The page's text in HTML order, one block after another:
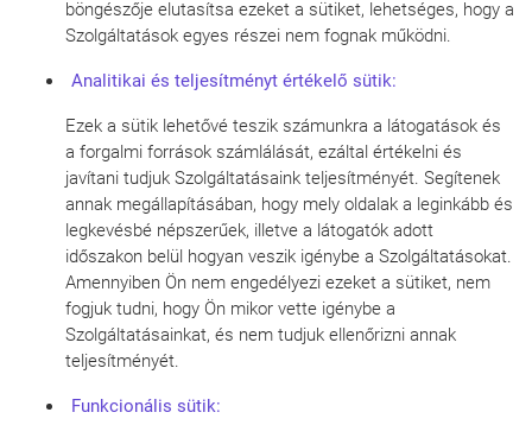
böngészője elutasítsa ezeket a sütiket, lehetséges, hogy a
Szolgáltatások egyes részei nem fognak működni.
Analitikai és teljesítményt értékelő sütik:
Ezek a sütik lehetővé teszik számunkra a látogatások és
a forgalmi források számlálását, ezáltal értékelni és
javítani tudjuk Szolgáltatásaink teljesítményét. Segítenek
annak megállapításában, hogy mely oldalak a leginkább és
legkevésbé népszerűek, illetve a látogatók adott
időszakon belül hogyan veszik igénybe a Szolgáltatásokat.
Amennyiben Ön nem engedélyezi ezeket a sütiket, nem
fogjuk tudni, hogy Ön mikor vette igénybe a
Szolgáltatásainkat, és nem tudjuk ellenőrizni annak
teljesítményét.
Funkcionális sütik: